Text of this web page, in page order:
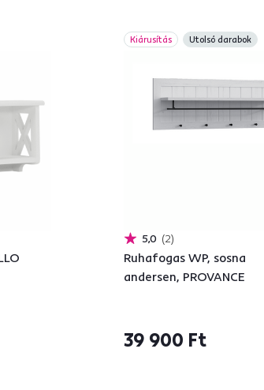
Kiárusítás Utolsó darabok
5,0 2
Ruhafogas WP, sosna
andersen, PROVANCE
39 900 Ft